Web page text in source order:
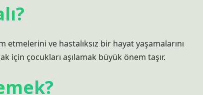
ve hastalıksız bir hayat yaşamalarını
için çocukları aşılamak büyük önem taşır.